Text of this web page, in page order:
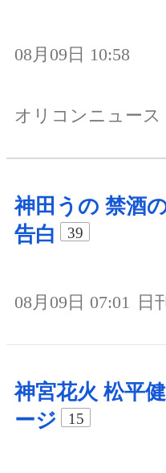
08月09日 10:58
オリコンニュース
神田うの 禁酒
告白
39
08月09日 07:01 日
神宮花火 松平
ージ
15